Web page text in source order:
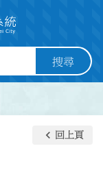
搜尋
keyboard_arrow_left 回上頁